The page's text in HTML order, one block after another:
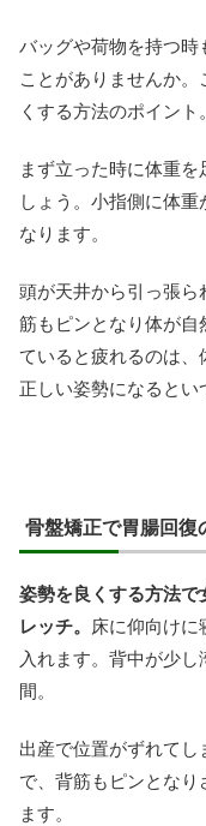
バッグや荷物を持つ時
ことがありませんか
くする方法のポイント。
まず立った時に体重
しょう。小指側に体
なります。
頭が天井から引っ張
筋もピンとなり体が自
ていると疲れるのは、
正しい姿勢になるとい
骨盤矯正で胃腸回
姿勢を良くする方法で
レッチ。
床に仰向けに
入れます。背中が少
間。
出産で位置がずれてし
で、背筋もピンとなり
ます。